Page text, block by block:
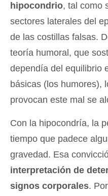
hipocondrio, tal como
sectores laterales del
de las costillas falsas.
teoría humoral, que
dependía del equilibrio
básicas (los humores),
provocan este mal se
Con la hipocondría, la
tiempo que padece
gravedad. Esa
interpretación de
signos corporales.